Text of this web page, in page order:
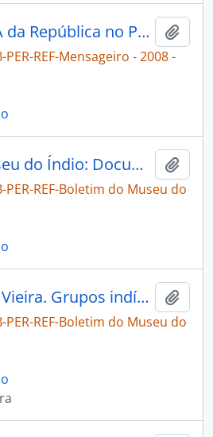
PROCURADORIA da República no Pará visita Amanayé [Mensageiro]
PER-REF-Mensageiro - 2008 -
[Boletim do Museu do Índio: Documentação Grupos Indígenas Amanayé e Anambé do Pará]
PER-REF-Boletim do Museu do
GOMES, Jussara Vieira. Grupos indígenas Amanayé e Anambé do Pará [Boletim do Museu do Índio]
PER-REF-Boletim do Museu do